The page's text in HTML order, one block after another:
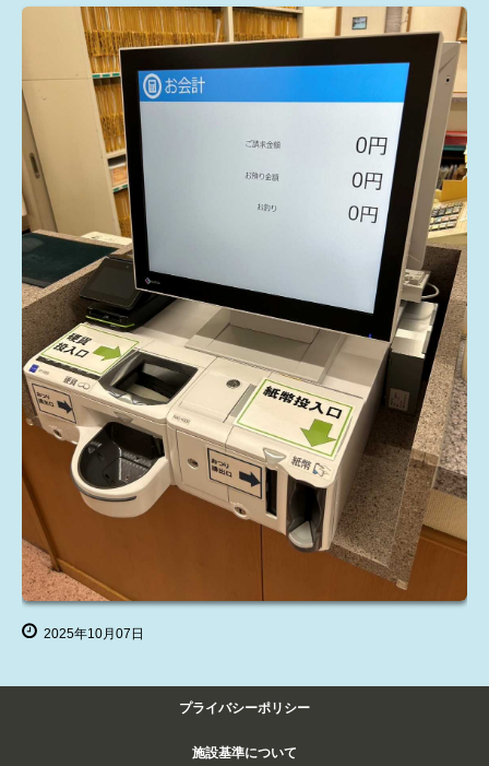
2025年10月07日
プライバシーポリシー
施設基準について